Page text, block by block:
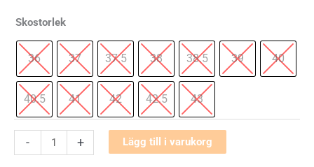
Skostorlek
36 37 37.5 38 38.5 39 40
40.5 41 42 42.5 43
-
Saucony
Omni
+ Lägg till i varukorg